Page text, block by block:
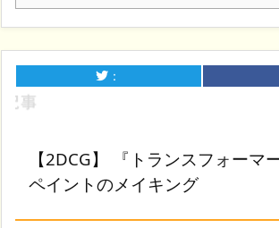
：
【2DCG】 『トランスフォーマ
ペイントのメイキング